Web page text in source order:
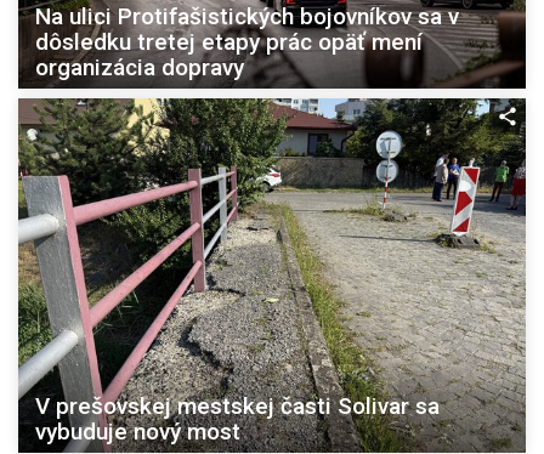
Na ulici Protifašistických bojovníkov sa v
dôsledku tretej etapy prác opäť mení
organizácia dopravy
V prešovskej mestskej časti Solivar sa
vybuduje nový most